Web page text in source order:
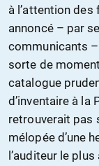
à l’attention
annoncé – par
communicants
sorte de
catalogue
d’inventaire à la
retrouverait pas
mélopée d’une
l’auditeur le